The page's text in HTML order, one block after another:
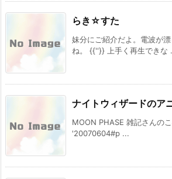
らき☆すた
妹分にご紹介だよ。電波が
ね。 {{''}} 上手く再生できな
ナイトウィザードのア
MOON PHASE 雑記さんの
'20070604#p ...